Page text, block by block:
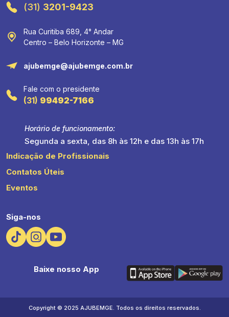
(31) 3201-9423
Rua Curitiba 689, 4° Andar
Centro – Belo Horizonte – MG
ajubemge@ajubemge.com.br
Fale com o presidente
(31) 99492-7166
Horário de funcionamento:
Segunda a sexta, das 8h às 12h e das 13h às 17h
Indicação de Profissionais
Contatos Úteis
Eventos
Siga-nos
Baixe nosso App
Copyright © 2025 AJUBEMGE. Todos os direitos reservados.